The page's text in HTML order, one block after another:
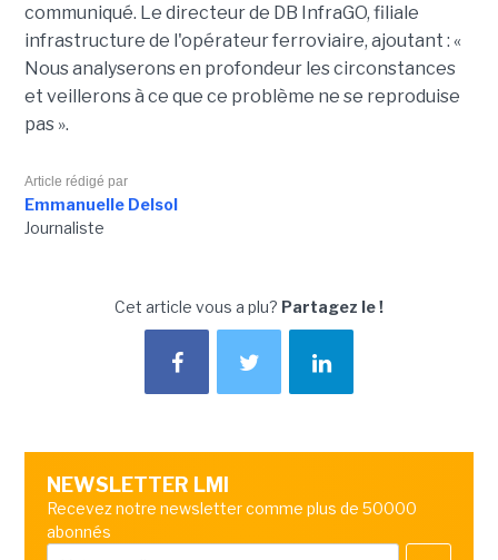
communiqué. Le directeur de DB InfraGO, filiale
infrastructure de l'opérateur ferroviaire, ajoutant : «
Nous analyserons en profondeur les circonstances
et veillerons à ce que ce problème ne se reproduise
pas ».
Article rédigé par
Emmanuelle Delsol
Journaliste
Cet article vous a plu? Partagez le !
NEWSLETTER LMI
Recevez notre newsletter comme plus de 50000
abonnés